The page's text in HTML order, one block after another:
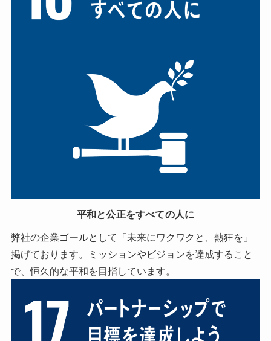
平和と公正をすべての人に
弊社の企業ゴールとして「未来にワクワクと、熱狂を」
掲げております。ミッションやビジョンを達成すること
で、恒久的な平和を目指しています。